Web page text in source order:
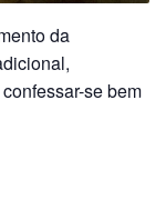
da
se bem